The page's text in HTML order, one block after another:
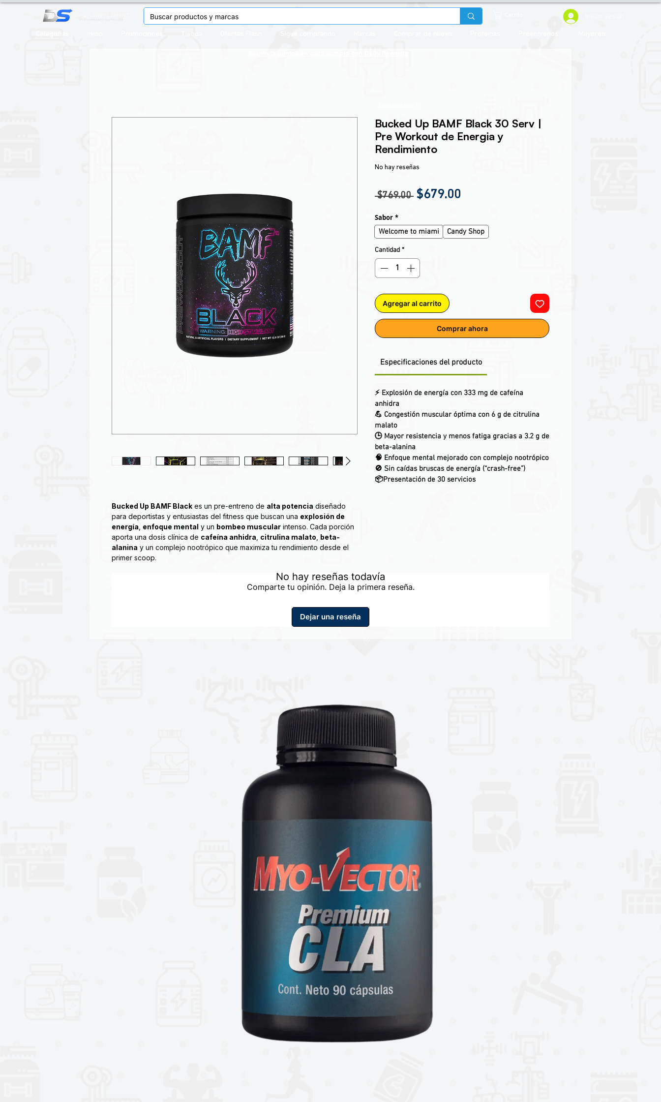
Bucked Up BAMF Black es un pre-entreno de alta potencia diseñado
para deportistas y entusiastas del fitness que buscan una explosión de
energía enfoque mental y un bombeo muscular intenso. Cada porción
aporta una dosis clínica de cafeína anhidra citrulina malato beta-
alanina y un complejo nootrópico que maximiza tu rendimiento desde el
primer scoop.
BAMF contiene tres ingredientes potentes para ayudar a brindar agudeza
mental y concentración además de todo lo que esperas de Bucked Up:
BAMF BLACK agrega una mezcla mineral especial de ácido húmico y
Bucked Up BAMF Black 30 Serv |
Pre Workout de Energia y
Rendimiento
No hay reseñas
$769.00 Precio
$679.00
Sabor *
Welcome to miami
Candy Shop
Cantidad *
Agregar al carrito
Comprar ahora
Especificaciones del producto
⚡ Explosión de energía con 333 mg de cafeína
anhidra
💪 Congestión muscular óptima con 6 g de citrulina
malato
🕒 Mayor resistencia y menos fatiga gracias a 3.2 g de
beta-alanina
🧠 Enfoque mental mejorado con complejo nootrópico
🚫 Sin caídas bruscas de energía (“crash-free”)
📦Presentación de 30 servicios
No hay reseñas todavía
Comparte tu opinión. Deja la primera reseña.
Dejar una reseña